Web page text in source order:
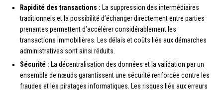
Rapidité des transactions : La suppression des intermédiaires
traditionnels et la possibilité d’échanger directement entre parties
prenantes permettent d’accélérer considérablement les
transactions immobilières. Les délais et coûts liés aux démarches
administratives sont ainsi réduits.
Sécurité : La décentralisation des données et la validation par un
ensemble de nœuds garantissent une sécurité renforcée contre les
fraudes et les piratages informatiques. Les risques liés aux erreurs